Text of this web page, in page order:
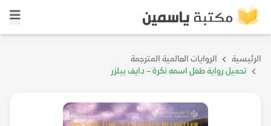
الرئيسية
الروايات العالمية المترجمة
تحميل رواية طفل اسمه نكرة – دايف بيلزر